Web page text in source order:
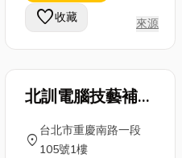
favorite收藏 來源
北訓電腦技藝補習
location_on
台北市重慶南路一段
105號1樓